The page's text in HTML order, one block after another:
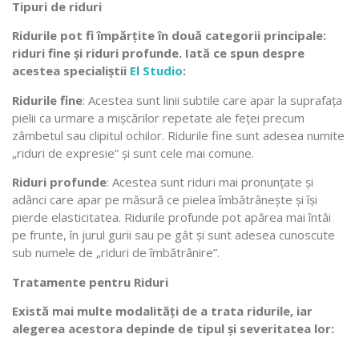
Tipuri de riduri
Ridurile pot fi împărțite în două categorii principale:
riduri fine și riduri profunde. Iată ce spun despre
acestea specialiștii El Studio:
Ridurile fine: Acestea sunt linii subtile care apar la suprafața
pielii ca urmare a mișcărilor repetate ale feței precum
zâmbetul sau clipitul ochilor. Ridurile fine sunt adesea numite
„riduri de expresie” și sunt cele mai comune.
Riduri profunde: Acestea sunt riduri mai pronunțate și
adânci care apar pe măsură ce pielea îmbătrânește și își
pierde elasticitatea. Ridurile profunde pot apărea mai întâi
pe frunte, în jurul gurii sau pe gât și sunt adesea cunoscute
sub numele de „riduri de îmbătrânire”.
Tratamente pentru Riduri
Există mai multe modalități de a trata ridurile, iar
alegerea acestora depinde de tipul și severitatea lor: